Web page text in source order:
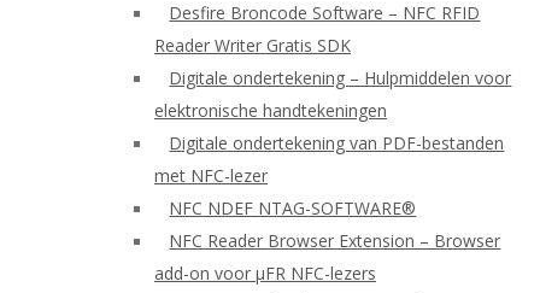
Desfire Broncode Software – NFC RFID
Reader Writer Gratis SDK
Digitale ondertekening – Hulpmiddelen voor
elektronische handtekeningen
Digitale ondertekening van PDF-bestanden
met NFC-lezer
NFC NDEF NTAG-SOFTWARE®
NFC Reader Browser Extension – Browser
add-on voor μFR NFC-lezers